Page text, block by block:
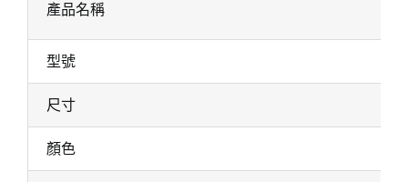
產品名稱
型號
尺寸
顏色